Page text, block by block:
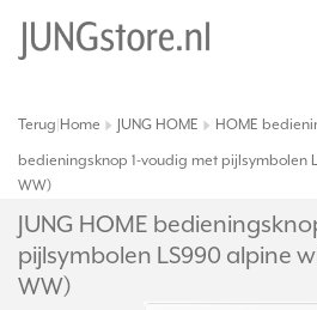
Terug Home JUNG HOME HOME
bedieningsknop 1-voudig met pijlsymbolen
WW)
JUNG HOME
pijlsymbolen LS990 alpine wit
WW)